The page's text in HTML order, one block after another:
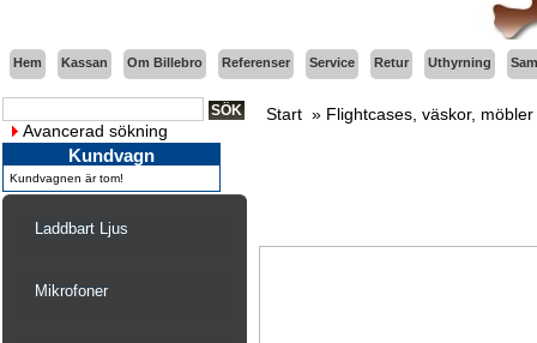
Hem Kassan Om Billebro Referenser Service Retur Uthyrning
Avancerad sökning
Kundvagn
Kundvagnen är tom!
Laddbart Ljus
Mikrofoner
Start » Flightcases, väskor,